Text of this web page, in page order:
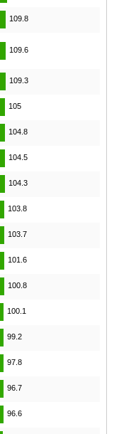
109.8
109.6
109.3
105
104.8
104.5
104.3
103.8
103.7
101.6
100.8
100.1
99.2
97.8
96.7
96.6